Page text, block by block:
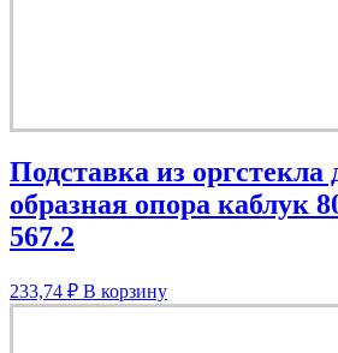
Подставка из оргстекла
образная опора каблук
567.2
233,74 ₽ В корзину